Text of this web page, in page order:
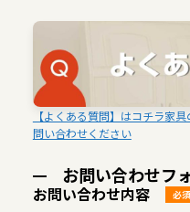
【よくある質問】はコチラ家
問い合わせください
お問い合わせフ
お問い合わせ内容 必須